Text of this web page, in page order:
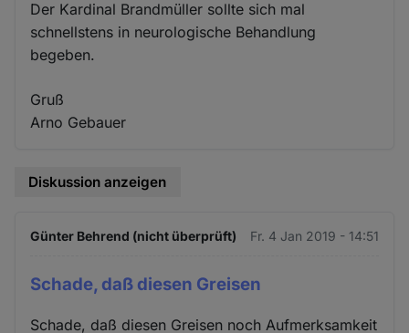
Der Kardinal Brandmüller sollte sich mal
schnellstens in neurologische Behandlung
begeben.
Gruß
Arno Gebauer
Diskussion anzeigen
Günter Behrend (nicht überprüft) Fr. 4 Jan 2019 - 14:51
Schade, daß diesen Greisen
Schade, daß diesen Greisen noch Aufmerksamkeit